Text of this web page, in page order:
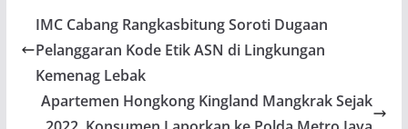
b
o
o
k
s
A
p
p
gr
a
m
er e
IMC Cabang Rangkasbitung Soroti Dugaan
Pelanggaran Kode Etik ASN di Lingkungan
Kemenag Lebak
Apartemen Hongkong Kingland Mangkrak Sejak